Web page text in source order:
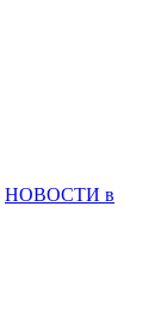
НОВОСТИ в